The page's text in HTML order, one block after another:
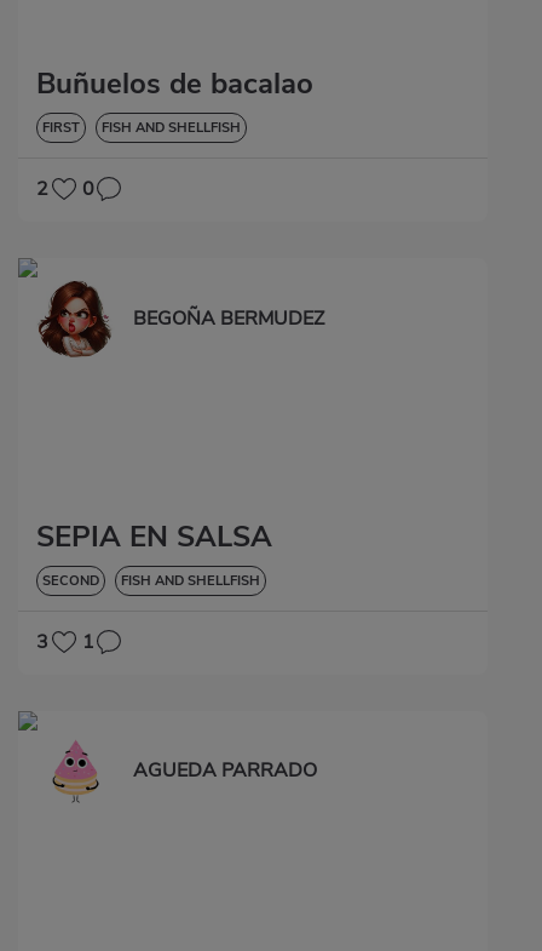
Buñuelos de bacalao
FIRST FISH AND SHELLFISH
2 0
BEGOÑA BERMUDEZ
SEPIA EN SALSA
SECOND FISH AND SHELLFISH
3 1
AGUEDA PARRADO